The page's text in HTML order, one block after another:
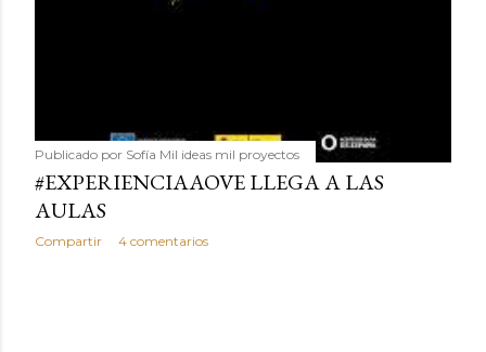
Publicado por Sofía Mil ideas mil proyectos
#EXPERIENCIAAOVE LLEGA A LAS
AULAS
Compartir 4 comentarios